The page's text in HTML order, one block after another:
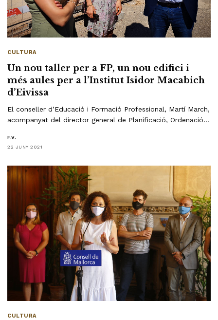
CULTURA
Un nou taller per a FP, un nou edifici i
més aules per a l’Institut Isidor Macabich
d’Eivissa
El conseller d’Educació i Formació Professional, Martí March,
acompanyat del director general de Planificació, Ordenació…
F.V.
22 JUNY 2021
CULTURA